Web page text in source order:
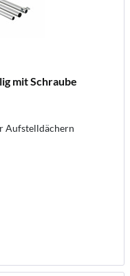
mit Schraube
Aufstelldächern